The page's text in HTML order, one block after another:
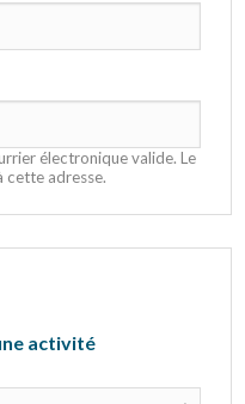
électronique valide. Le
cette adresse.
activité